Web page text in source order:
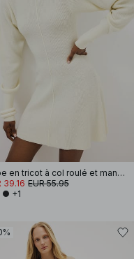
Robe en tricot à col roulé et manches ballon
39.16 EUR 55.95
+1